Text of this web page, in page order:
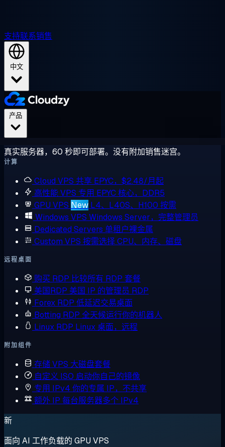
支持联系销售
中文
真实服务器，60 秒即可部署。没有附加销售迷宫。
计算
Cloud VPS 共享 EPYC，$2.48/月起
高性能 VPS 专用 EPYC 核心，DDR5
GPU VPS New L4、L40S、H100 按需
Windows VPS Windows Server，完整管理员
Dedicated Servers 单租户裸金属
Custom VPS 按需选择 CPU、内存、磁盘
远程桌面
购买 RDP 比较所有 RDP 套餐
美国RDP 美国 IP 的管理员 RDP
Forex RDP 低延迟交易桌面
Botting RDP 全天候运行你的机器人
Linux RDP Linux 桌面，远程
附加组件
存储 VPS 大磁盘套餐
自定义 ISO 启动你自己的镜像
专用 IPv4 你的专属 IP，不共享
额外 IP 每台服务器多个 IPv4
新
面向 AI 工作负载的 GPU VPS